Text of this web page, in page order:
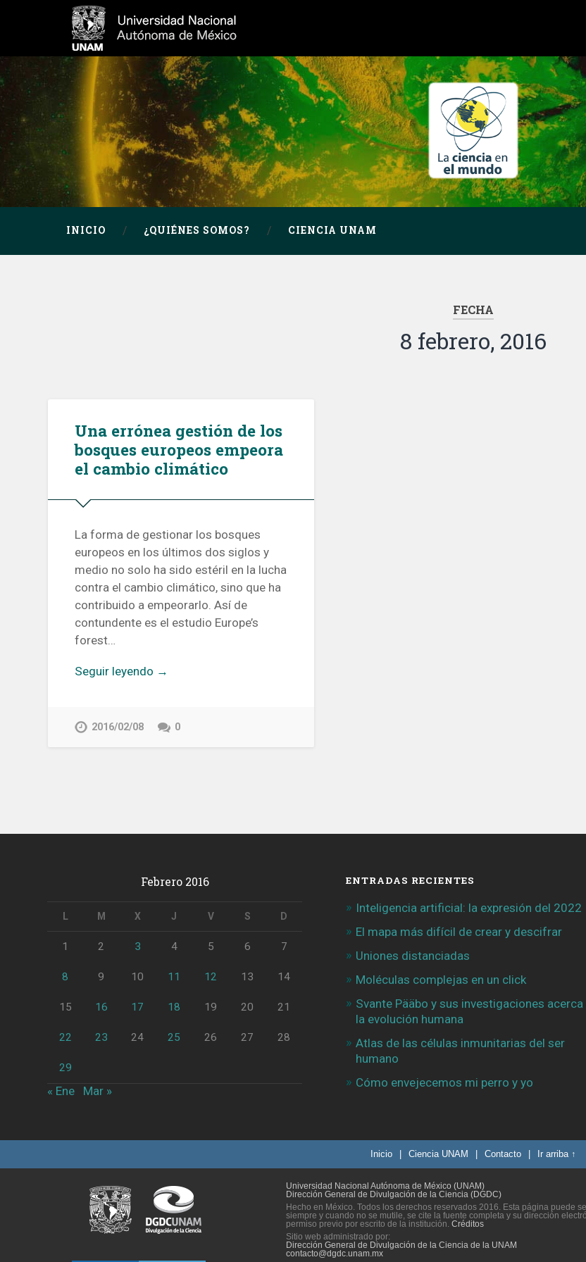
INICIO ¿QUIÉNES SOMOS? CIENCIA UNAM
FECHA
8 febrero, 2016
Una errónea gestión de los
bosques europeos empeora
el cambio climático
La forma de gestionar los bosques
europeos en los últimos dos siglos y
medio no solo ha sido estéril en la lucha
contra el cambio climático, sino que ha
contribuido a empeorarlo. Así de
contundente es el estudio Europe’s
forest…
Seguir leyendo →
2016/02/08 0
Febrero 2016
L M X J V S D
1 2 3 4 5 6 7
8 9 10 11 12 13 14
15 16 17 18 19 20 21
22 23 24 25 26 27 28
29
« Ene Mar »
ENTRADAS RECIENTES
Inteligencia artificial: la expresión del 2022
El mapa más difícil de crear y descifrar
Uniones distanciadas
Moléculas complejas en un click
Svante Pääbo y sus investigaciones acerca
la evolución humana
Atlas de las células inmunitarias del ser
humano
Cómo envejecemos mi perro y yo
Inicio Ciencia UNAM Contacto Ir arriba ↑
Universidad Nacional Autónoma de México (UNAM)
Dirección General de Divulgación de la Ciencia (DGDC)
Hecho en México. Todos los derechos reservados 2016. Esta página puede
siempre y cuando no se mutile, se cite la fuente completa y su dirección
permiso previo por escrito de la institución. Créditos
Sitio web administrado por:
Dirección General de Divulgación de la Ciencia de la UNAM
contacto@dgdc.unam.mx